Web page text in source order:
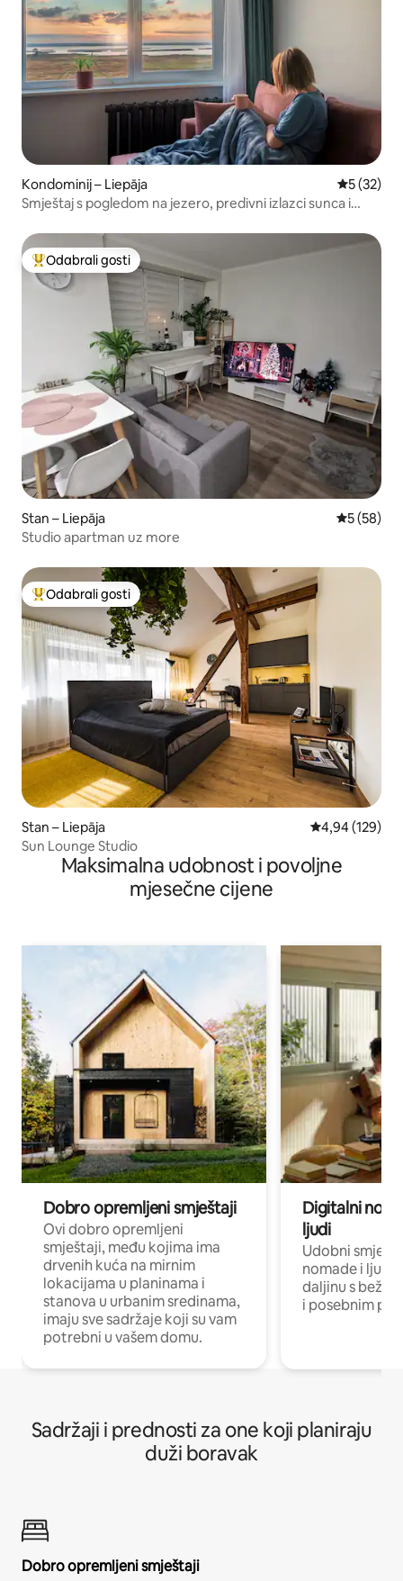
Kondominij – Liepāja Prosječna
5 (32)
Smještaj s pogledom na jezero, predivni izlazci sunca i
Među najviše rangiranima s oznakom „Odabrali gosti”
Odabrali gosti
Stan – Liepāja Prosječna
5 (58)
Studio apartman uz more
Među najviše rangiranima s oznakom „Odabrali gosti”
Odabrali gosti
Stan – Liepāja Prosječna
4,94 (129)
Sun Lounge Studio
Maksimalna udobnost i povoljne
mjesečne cijene
Dobro opremljeni smještaji
Ovi dobro opremljeni
smještaji, među kojima ima
drvenih kuća na mirnim
lokacijama u planinama i
stanova u urbanim sredinama,
imaju sve sadržaje koji su vam
potrebni u vašem domu.
Digitalni
ljudi
Udobni
nomade i ljude
daljinu s
i posebnim
Sadržaji i prednosti za one koji planiraju
duži boravak
Dobro opremljeni smještaji